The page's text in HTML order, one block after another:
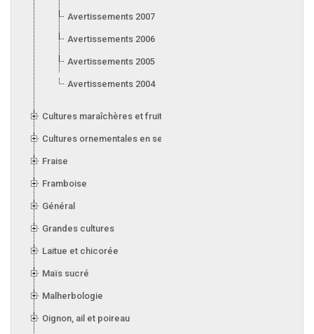
Avertissements 2007
Avertissements 2006
Avertissements 2005
Avertissements 2004
Cultures maraîchères et fruitières en serre
Cultures ornementales en serre
Fraise
Framboise
Général
Grandes cultures
Laitue et chicorée
Maïs sucré
Malherbologie
Oignon, ail et poireau